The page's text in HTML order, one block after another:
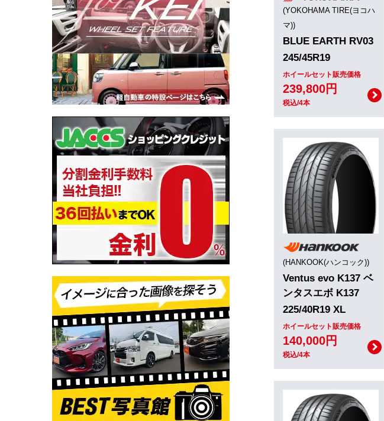
(YOKOHAMA TIRE(ヨコハ
マ))
BLUE EARTH RV03
245/45R19
ホイールセット販売価格
239,800円
税込/4本
(HANKOOK(ハンコック))
Ventus evo K137 ベ
ンタスエボ K137
225/40R19 XL
ホイールセット販売価格
140,000円
税込/4本